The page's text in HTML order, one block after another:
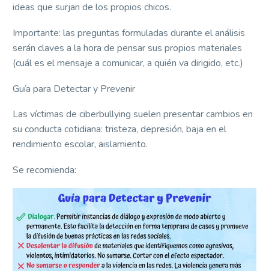
ideas que surjan de los propios chicos.
Importante: las preguntas formuladas durante el análisis
serán claves a la hora de pensar sus propios materiales
(cuál es el mensaje a comunicar, a quién va dirigido, etc.)
Guía para Detectar y Prevenir
Las víctimas de ciberbullying suelen presentar cambios en
su conducta cotidiana: tristeza, depresión, baja en el
rendimiento escolar, aislamiento.
Se recomienda: